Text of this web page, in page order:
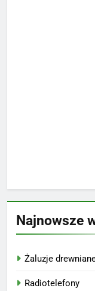
Najnowsze
Żaluzje
Radiotelefony